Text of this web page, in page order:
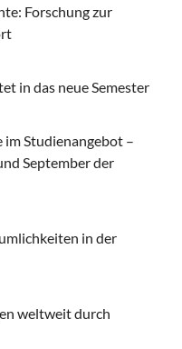
Forschung zur
in das neue Semester
Studienangebot –
September der
in der
weltweit durch